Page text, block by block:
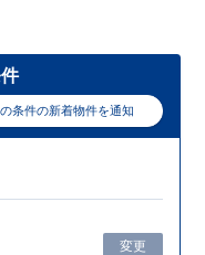
条件の新着物件を通知
変更